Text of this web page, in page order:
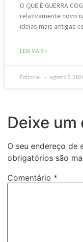
O QUE É GUERRA
relativamente novo
ideias mais antigas
LEIA MAIS »
Editorial agosto 5,
Deixe
O seu endereço de
obrigatórios são
Comentário *